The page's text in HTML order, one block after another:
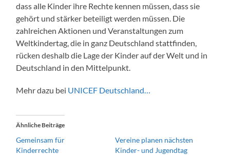
dass alle Kinder ihre Rechte kennen müssen, dass sie
gehört und stärker beteiligt werden müssen. Die
zahlreichen Aktionen und Veranstaltungen zum
Weltkindertag, die in ganz Deutschland stattfinden,
rücken deshalb die Lage der Kinder auf der Welt und in
Deutschland in den Mittelpunkt.
Mehr dazu bei UNICEF Deutschland…
Ähnliche Beiträge
Gemeinsam für
Kinderrechte
Vereine planen nächsten
Kinder- und Jugendtag